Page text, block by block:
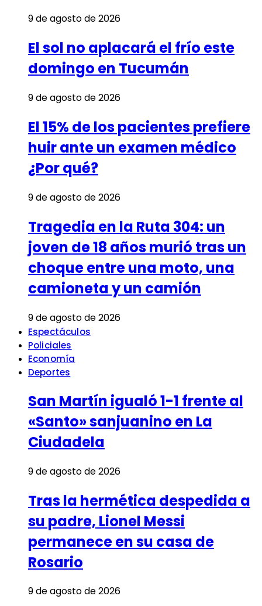
9 de agosto de 2026
El sol no aplacará el frío este
domingo en Tucumán
9 de agosto de 2026
El 15% de los pacientes prefiere
huir ante un examen médico
¿Por qué?
9 de agosto de 2026
Tragedia en la Ruta 304: un
joven de 18 años murió tras un
choque entre una moto, una
camioneta y un camión
9 de agosto de 2026
Espectáculos
Policiales
Economía
Deportes
San Martín igualó 1-1 frente al
«Santo» sanjuanino en La
Ciudadela
9 de agosto de 2026
Tras la hermética despedida a
su padre, Lionel Messi
permanece en su casa de
Rosario
9 de agosto de 2026